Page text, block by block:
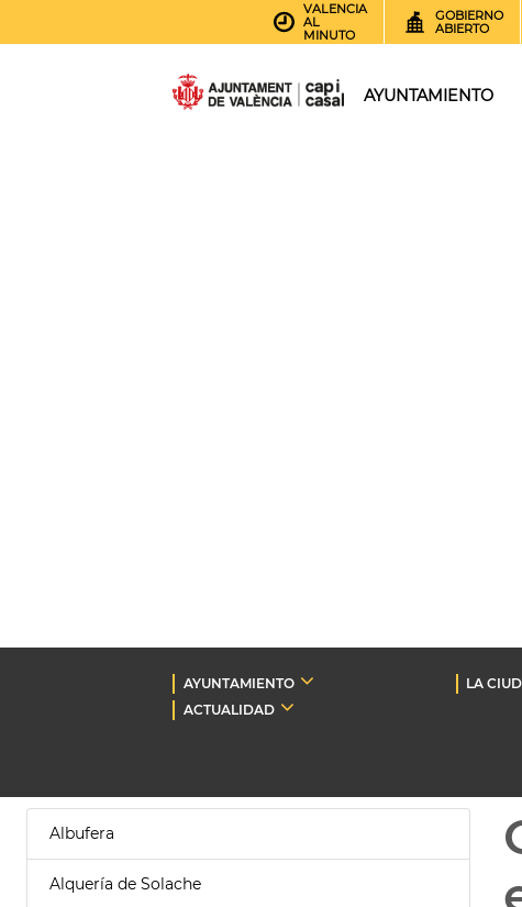
VALENCIA
AL
MINUTO
GOBIERNO
ABIERTO
AYUNTAMIENTO
AYUNTAMIENTO LA
ACTUALIDAD
Albufera
Alquería de Solache